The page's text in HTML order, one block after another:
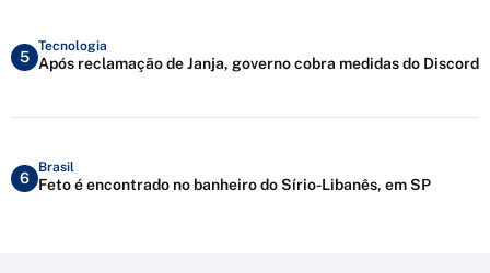
5
Tecnologia
Após reclamação de Janja, governo cobra medidas do Discord
6
Brasil
Feto é encontrado no banheiro do Sírio-Libanês, em SP